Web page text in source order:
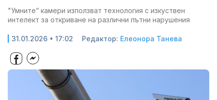
"Умните“ камери използват технология с изкуствен
интелект за откриване на различни пътни нарушения
31.01.2026 • 17:02 Редактор: Елеонора Танева